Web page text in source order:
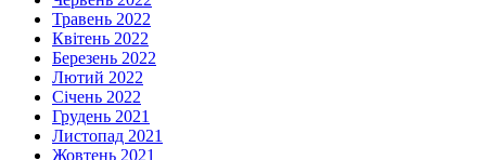
Травень 2022
Квітень 2022
Березень 2022
Лютий 2022
Січень 2022
Грудень 2021
Листопад 2021
Жовтень 2021